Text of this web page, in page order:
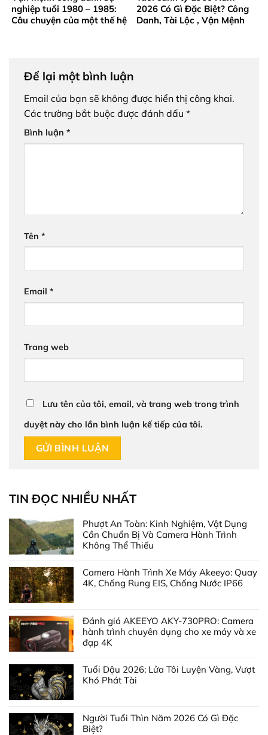
nghiệp tuổi 1980 – 1985:
Câu chuyện của một thế hệ
2026 Có Gì Đặc Biệt? Công
Danh, Tài Lộc , Vận Mệnh
Để lại một bình luận
Email của bạn sẽ không được hiển thị công khai.
Các trường bắt buộc được đánh dấu *
Bình luận *
Tên *
Email *
Trang web
Lưu tên của tôi, email, và trang web trong trình
duyệt này cho lần bình luận kế tiếp của tôi.
TIN ĐỌC NHIỀU NHẤT
Phượt An Toàn: Kinh Nghiệm, Vật Dụng
Cần Chuẩn Bị Và Camera Hành Trình
Không Thể Thiếu
Camera Hành Trình Xe Máy Akeeyo: Quay
4K, Chống Rung EIS, Chống Nước IP66
Đánh giá AKEEYO AKY-730PRO: Camera
hành trình chuyên dụng cho xe máy và xe
đạp 4K
Tuổi Dậu 2026: Lửa Tôi Luyện Vàng, Vượt
Khó Phát Tài
Người Tuổi Thìn Năm 2026 Có Gì Đặc
Biệt?